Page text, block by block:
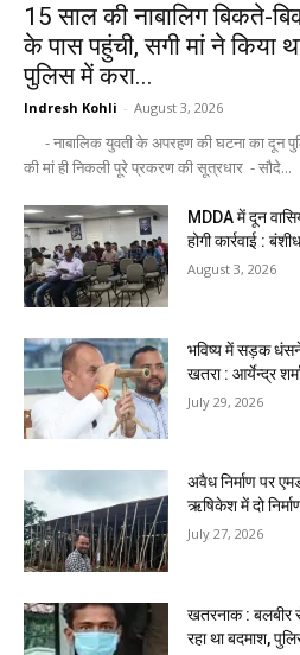
15 साल की नाबालिग बिकते-
के पास पहुंची, सगी मां ने किया
पुलिस में करा...
Indresh Kohli - August 3, 2026
- नाबालिक युवती के अपरहण की घटना का दून
की मां ही निकली पूरे प्रकरण की सूत्रधार - सौदे...
MDDA में दून
होगी कार्रवाई :
August 3, 2026
भविष्य में सड़क
खतरा : आर्येन्द्र
July 29, 2026
अवैध निर्माण पर
ऋषिकेश में दो
July 27, 2026
खतरनाक : बलबीर
रहा था बदमाश,